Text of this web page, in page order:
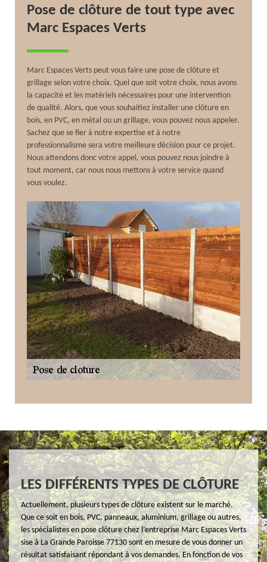
Pose de clôture de tout type avec
Marc Espaces Verts
Marc Espaces Verts peut vous faire une pose de clôture et
grillage selon votre choix. Quel que soit votre choix, nous avons
la capacité et les matériels nécessaires pour une intervention
de qualité. Alors, que vous souhaitiez installer une clôture en
bois, en PVC, en métal ou un grillage, vous pouvez nous appeler.
Sachez que se fier à notre expertise et à notre
professionnalisme sera votre meilleure décision pour ce projet.
Nous attendons donc votre appel, vous pouvez nous joindre à
tout moment, car nous nous mettons à votre service quand
vous voulez.
LES DIFFÉRENTS TYPES DE CLÔTURE
Actuellement, plusieurs types de clôture existent sur le marché.
Que ce soit en bois, PVC, panneaux, aluminium, grillage ou autres,
les spécialistes en pose clôture chez l’entreprise Marc Espaces Verts
sise à La Grande Paroisse 77130 sont en mesure de vous donner un
résultat satisfaisant répondant à vos demandes. En fonction de vos